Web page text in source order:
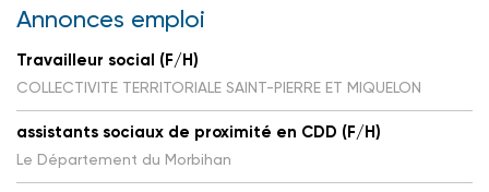
Annonces emploi
Travailleur social (F/H)
COLLECTIVITE TERRITORIALE SAINT-PIERRE ET MIQUELON
assistants sociaux de proximité en CDD (F/H)
Le Département du Morbihan